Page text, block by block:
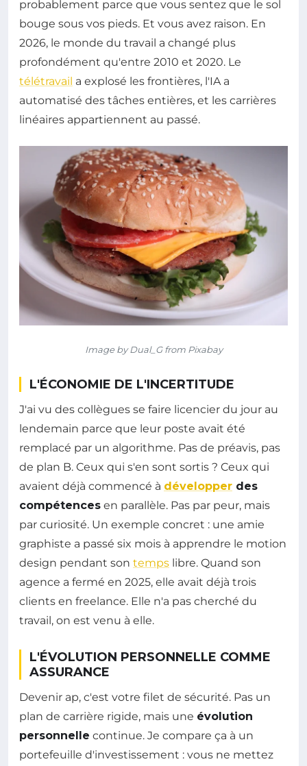
probablement parce que vous sentez que le sol
bouge sous vos pieds. Et vous avez raison. En
2026, le monde du travail a changé plus
profondément qu'entre 2010 et 2020. Le
télétravail a explosé les frontières, l'IA a
automatisé des tâches entières, et les carrières
linéaires appartiennent au passé.
Image by Dual_G from Pixabay
L'ÉCONOMIE DE L'INCERTITUDE
J'ai vu des collègues se faire licencier du jour au
lendemain parce que leur poste avait été
remplacé par un algorithme. Pas de préavis, pas
de plan B. Ceux qui s'en sont sortis ? Ceux qui
avaient déjà commencé à développer des
compétences en parallèle. Pas par peur, mais
par curiosité. Un exemple concret : une amie
graphiste a passé six mois à apprendre le motion
design pendant son temps libre. Quand son
agence a fermé en 2025, elle avait déjà trois
clients en freelance. Elle n'a pas cherché du
travail, on est venu à elle.
L'ÉVOLUTION PERSONNELLE COMME
ASSURANCE
Devenir ap, c'est votre filet de sécurité. Pas un
plan de carrière rigide, mais une évolution
personnelle continue. Je compare ça à un
portefeuille d'investissement : vous ne mettez